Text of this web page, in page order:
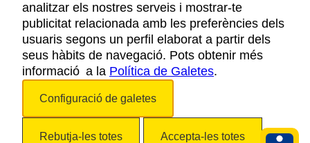
AVÍS LEGAL
POLÍTICA DE PRIVACITAT
COOKIES
ACCESSIBILITAT
analitzar els nostres serveis i mostrar-te
publicitat relacionada amb les preferències dels
usuaris segons un perfil elaborat a partir dels
seus hàbits de navegació. Pots obtenir més
informació a la Política de Galetes.
Configuració de galetes
Rebutja-les totes Accepta-les totes